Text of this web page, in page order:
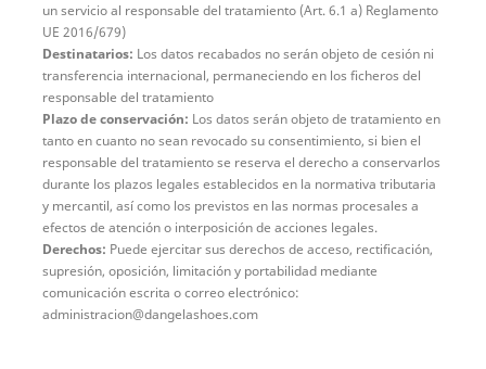
un servicio al responsable del tratamiento (Art. 6.1 a) Reglamento
UE 2016/679)
Destinatarios: Los datos recabados no serán objeto de cesión ni
transferencia internacional, permaneciendo en los ficheros del
responsable del tratamiento
Plazo de conservación: Los datos serán objeto de tratamiento en
tanto en cuanto no sean revocado su consentimiento, si bien el
responsable del tratamiento se reserva el derecho a conservarlos
durante los plazos legales establecidos en la normativa tributaria
y mercantil, así como los previstos en las normas procesales a
efectos de atención o interposición de acciones legales.
Derechos: Puede ejercitar sus derechos de acceso, rectificación,
supresión, oposición, limitación y portabilidad mediante
comunicación escrita o correo electrónico:
administracion@dangelashoes.com